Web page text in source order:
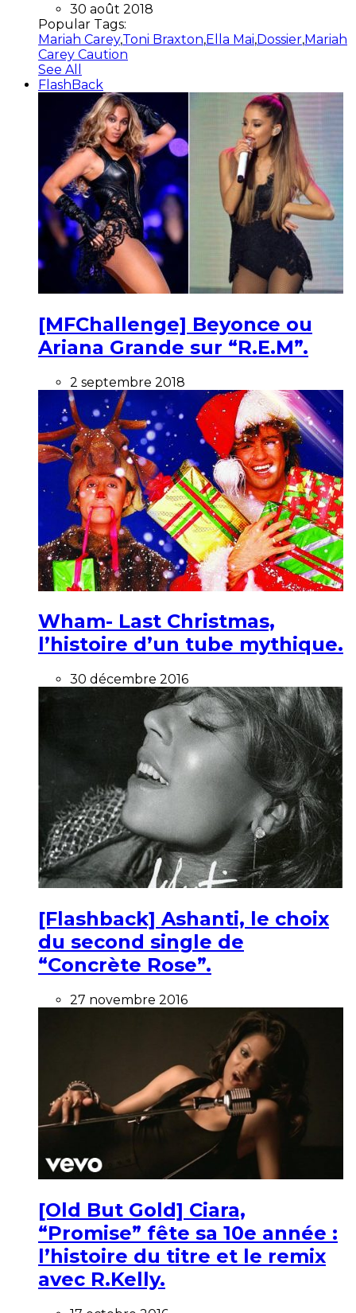
30 août 2018
Popular Tags:
Mariah Carey,Toni Braxton,Ella Mai,Dossier,Mariah
Carey Caution
See All
FlashBack
[MFChallenge] Beyonce ou
Ariana Grande sur “R.E.M”.
2 septembre 2018
Wham- Last Christmas,
l’histoire d’un tube mythique.
30 décembre 2016
[Flashback] Ashanti, le choix
du second single de
“Concrète Rose”.
27 novembre 2016
[Old But Gold] Ciara,
“Promise” fête sa 10e année :
l’histoire du titre et le remix
avec R.Kelly.